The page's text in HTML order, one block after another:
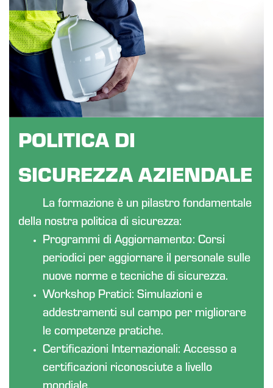
POLITICA DI
SICUREZZA AZIENDALE
La formazione è un pilastro fondamentale
della nostra politica di sicurezza:
Programmi di Aggiornamento: Corsi
periodici per aggiornare il personale sulle
nuove norme e tecniche di sicurezza.
Workshop Pratici: Simulazioni e
addestramenti sul campo per migliorare
le competenze pratiche.
Certificazioni Internazionali: Accesso a
certificazioni riconosciute a livello